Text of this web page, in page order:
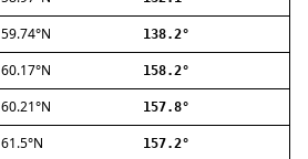
Frederiksværk
Gentofte
Gladsaxe
Glostrup
Greve
Hedehusene
59.74°N 138.2°
60.17°N 158.2°
60.21°N 157.8°
61.5°N 157.2°